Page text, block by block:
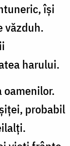
își
văzduh.
harului.
probabil